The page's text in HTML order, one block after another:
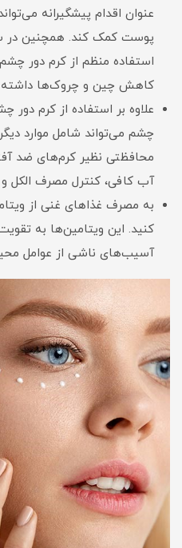
عنوان اقدام پیشگیرانه
پوست کمک کند. همچنین در
استفاده منظم از کرم دور
کاهش چین و چروک‌ها داشته
علاوه بر استفاده از کرم دور
چشم می‌تواند شامل موارد
محافظتی نظیر کرم‌های ضد
آب کافی، کنترل مصرف الکل
کنید. این ویتامین‌ها به
آسیب‌های ناشی از عوامل